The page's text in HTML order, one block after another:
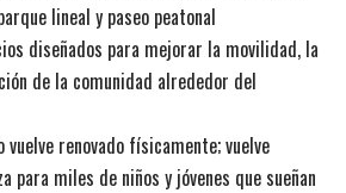
lineal y paseo peatonal
diseñados para mejorar la movilidad, la
de la comunidad alrededor del
vuelve renovado físicamente; vuelve
para miles de niños y jóvenes que sueñan